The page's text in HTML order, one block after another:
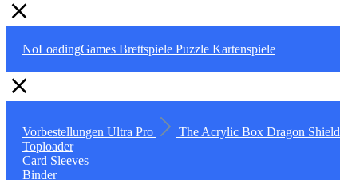
NoLoadingGames Brettspiele Puzzle Kartenspiele
Vorbestellungen Ultra Pro The Acrylic Box Dragon Shield
Toploader
Card Sleeves
Binder